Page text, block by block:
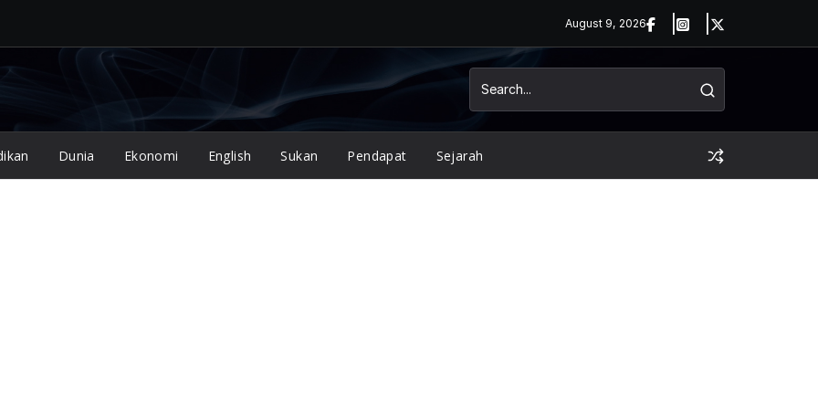
August 9, 2026
Dunia Ekonomi English Sukan Pendapat Sejarah